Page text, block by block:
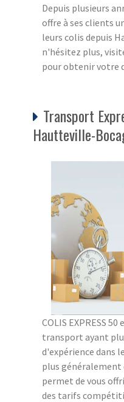
Depuis plusieurs
offre à ses clients
leurs colis depuis
n'hésitez plus,
pour obtenir votre
Transport
Hautteville-
COLIS EXPRESS
transport ayant
d'expérience dans
plus généralement
permet de vous
des tarifs